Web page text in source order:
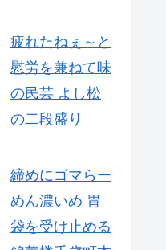
疲れたねぇ～と
慰労を兼ねて味
の民芸 よし松
の二段盛り
締めにゴマらー
めん濃いめ 胃
袋を受け止める